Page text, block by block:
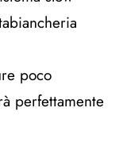
poco
perfettamente